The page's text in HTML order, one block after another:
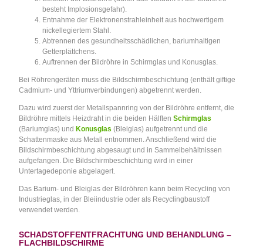
besteht Implosionsgefahr).
Entnahme der Elektronenstrahleinheit aus hochwertigem
nickellegiertem Stahl.
Abtrennen des gesundheitsschädlichen, bariumhaltigen
Getterplättchens.
Auftrennen der Bildröhre in Schirmglas und Konusglas.
Bei Röhrengeräten muss die Bildschirmbeschichtung (enthält giftige
Cadmium- und Yttriumverbindungen) abgetrennt werden.
Dazu wird zuerst der Metallspannring von der Bildröhre entfernt, die
Bildröhre mittels Heizdraht in die beiden HälftenSchirmglas
(Bariumglas) undKonusglas (Bleiglas) aufgetrennt und die
Schattenmaske aus Metall entnommen. Anschließend wird die
Bildschirmbeschichtung abgesaugt und in Sammelbehältnissen
aufgefangen. Die Bildschirmbeschichtung wird in einer
Untertagedeponie abgelagert.
Das Barium- und Bleiglas der Bildröhren kann beim Recycling von
Industrieglas, in der Bleiindustrie oder als Recyclingbaustoff
verwendet werden.
SCHADSTOFFENTFRACHTUNG UND BEHANDLUNG –
FLACHBILDSCHIRME